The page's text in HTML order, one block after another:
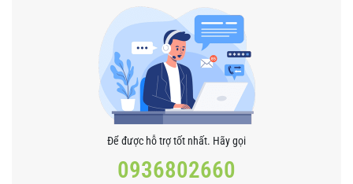
Để được hỗ trợ tốt nhất. Hãy gọi
0936802660